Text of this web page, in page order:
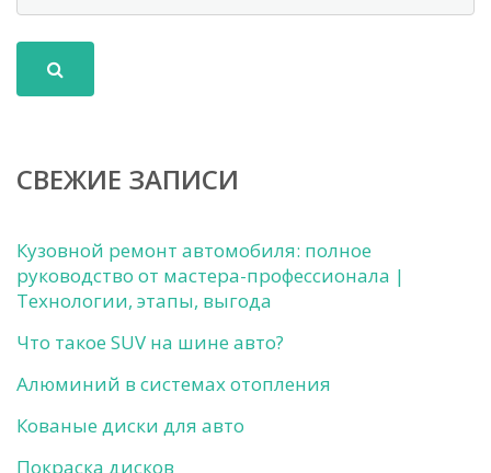
СВЕЖИЕ ЗАПИСИ
Кузовной ремонт автомобиля: полное
руководство от мастера-профессионала |
Технологии, этапы, выгода
Что такое SUV на шине авто?
Алюминий в системах отопления
Кованые диски для авто
Покраска дисков